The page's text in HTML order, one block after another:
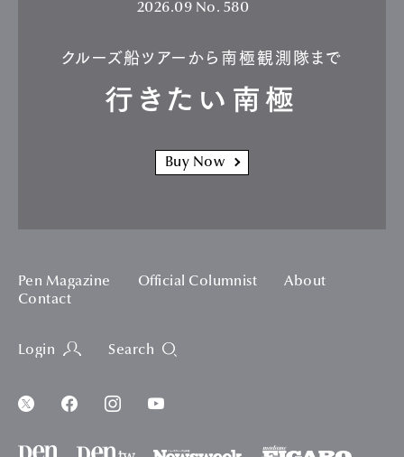
2026.09 No. 580
クルーズ船ツアーから南極観測隊まで
行きたい南極
Buy Now
Pen Magazine Official Columnist
About
Contact
Login Search